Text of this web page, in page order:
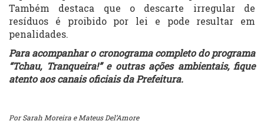
Também destaca que o descarte irregular de
resíduos é proibido por lei e pode resultar em
penalidades.
Para acompanhar o cronograma completo do programa
“Tchau, Tranqueira!” e outras ações ambientais, fique
atento aos canais oficiais da Prefeitura.
Por Sarah Moreira e Mateus Del’Amore